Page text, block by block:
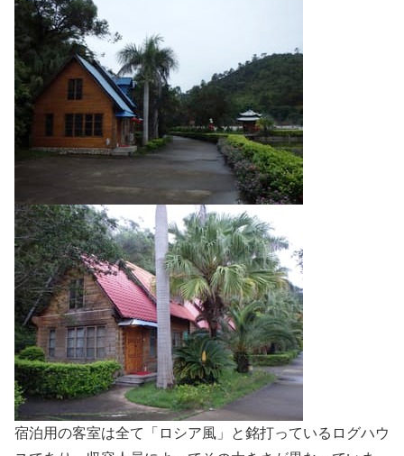
宿泊用の客室は全て「ロシア風」と銘打っているログハウ